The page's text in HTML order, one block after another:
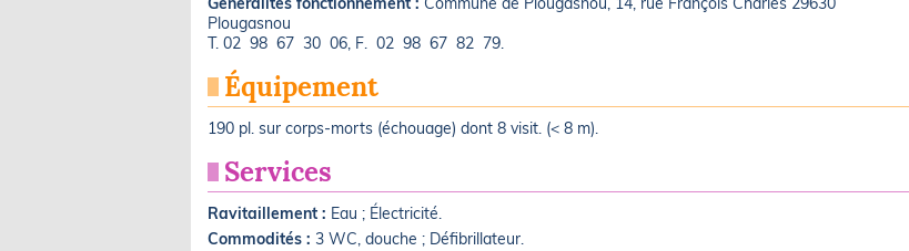
Plougasnou
T. 02 98 67 30 06, F. 02 98 67 82 79.
Équipement
190 pl. sur corps-morts (échouage) dont 8 visit. (< 8 m).
Services
Ravitaillement : Eau ; Électricité.
Commodités : 3 WC, douche ; Défibrillateur.